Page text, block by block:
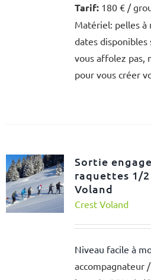
Tarif:180 € /
Matériel: pelles à
dates
vous affolez pas,
pour vous créer
Sortie
raquettes 1/
Voland
Crest Voland
Niveau facile à
accompagnateur